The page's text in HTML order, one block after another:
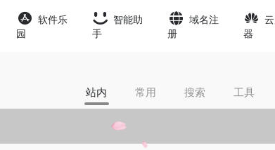
软件乐
园
智能助
手
域名注
册
器
站内 常用 搜索 工具